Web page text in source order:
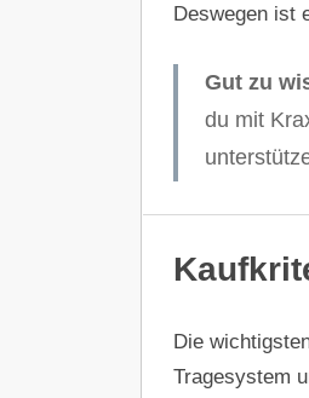
Deswegen ist
Gut zu
du mit
Die
Tragesystem